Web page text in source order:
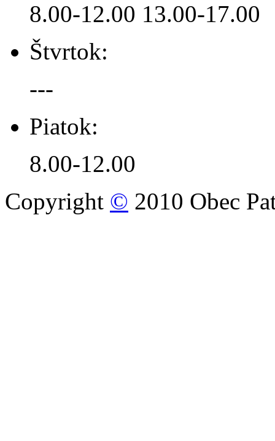
8.00-12.00 13.00-17.00
Štvrtok:
---
Piatok:
8.00-12.00
Copyright © 2010 Obec